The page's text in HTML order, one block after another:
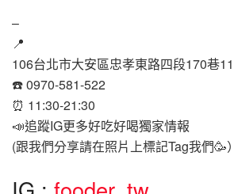
–
📍
106台北市大安區忠孝東路四段170巷
☎️ 0970-581-522
⏰ 11:30-21:30
📣追蹤IG更多好吃好喝獨家情報
(跟我們分享請在照片上標記Tag我們🥳）